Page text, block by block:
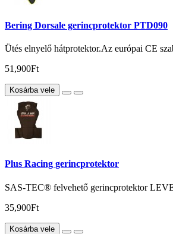
Bering Dorsale gerincprotektor PTD090
Ütés elnyelő hátprotektor.Az európai CE
51,900Ft
Kosárba vele
Plus Racing gerincprotektor
SAS-TEC® felvehető gerincprotektor
35,900Ft
Kosárba vele